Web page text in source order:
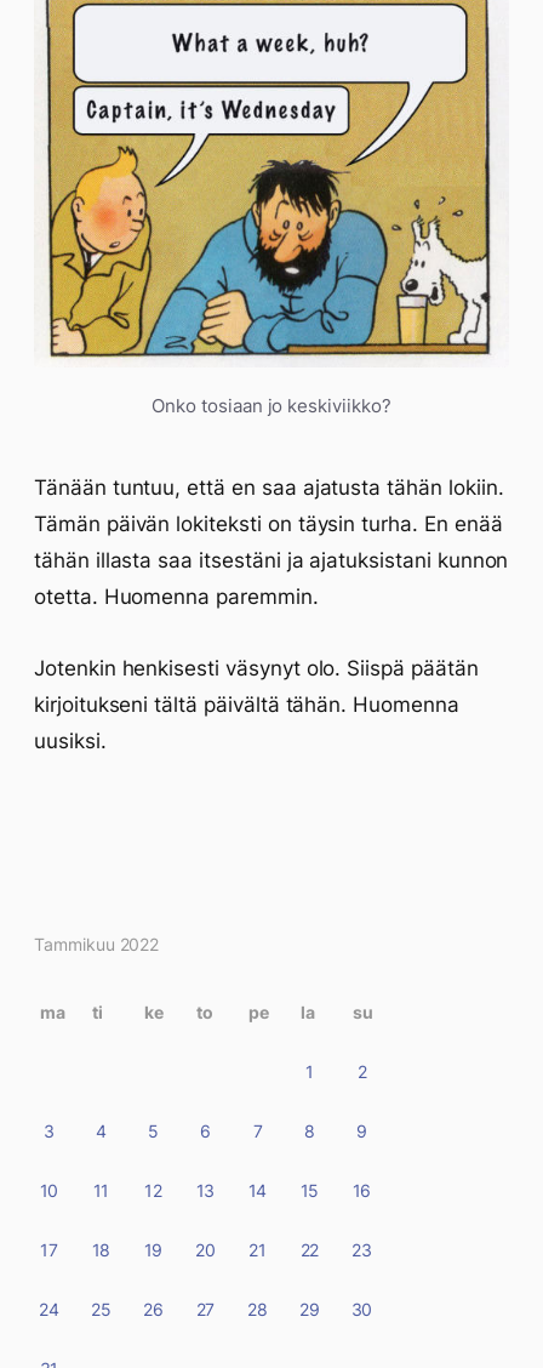
Onko tosiaan jo keskiviikko?
Tänään tuntuu, että en saa ajatusta tähän lokiin.
Tämän päivän lokiteksti on täysin turha. En enää
tähän illasta saa itsestäni ja ajatuksistani kunnon
otetta. Huomenna paremmin.
Jotenkin henkisesti väsynyt olo. Siispä päätän
kirjoitukseni tältä päivältä tähän. Huomenna
uusiksi.
Kirjoitukset
Tammikuu 2022
ma ti ke to pe la su
1 2
3 4 5 6 7 8 9
10 11 12 13 14 15 16
17 18 19 20 21 22 23
24 25 26 27 28 29 30